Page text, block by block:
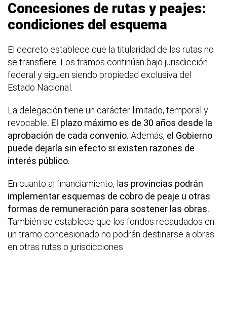
Concesiones de rutas y peajes:
condiciones del esquema
El decreto establece que la titularidad de las rutas no
se transfiere. Los tramos continúan bajo jurisdicción
federal y siguen siendo propiedad exclusiva del
Estado Nacional.
La delegación tiene un carácter limitado, temporal y
revocable. El plazo máximo es de 30 años desde la
aprobación de cada convenio. Además, el Gobierno
puede dejarla sin efecto si existen razones de
interés público.
En cuanto al financiamiento, l as provincias podrán
implementar esquemas de cobro de peaje u otras
formas de remuneración para sostener las obras.
También se establece que los fondos recaudados en
un tramo concesionado no podrán destinarse a obras
en otras rutas o jurisdicciones.